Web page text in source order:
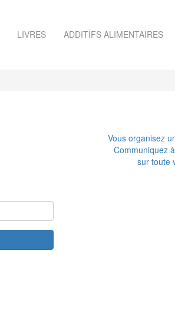
LIVRES ADDITIFS ALIMENTAIRES
Vous organisez
Communiquez
sur toute